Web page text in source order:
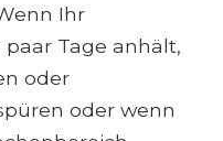
Ihr
Tage anhält,
oder
oder wenn